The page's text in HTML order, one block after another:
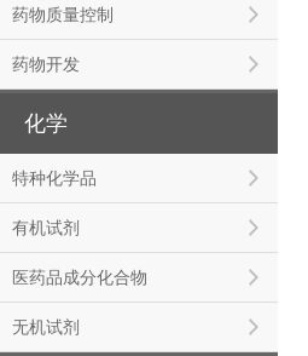
药物质量控制
药物开发
化学
特种化学品
有机试剂
医药品成分化合物
无机试剂